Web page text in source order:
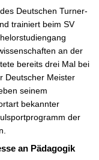
Deutschen Turner-
trainiert beim SV
an der
bereits drei Mal bei
Deutscher Meister
seinem
bekannter
der
an Pädagogik